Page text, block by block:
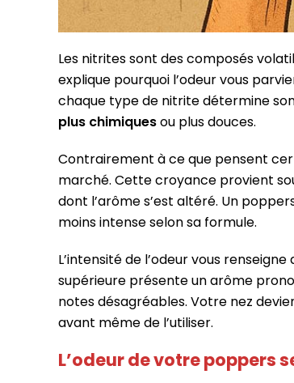
Les nitrites sont des composés
explique pourquoi l’odeur vous
chaque type de nitrite détermine
plus chimiquesou plus douces.
Contrairement à ce que pensent
marché. Cette croyance provient
dont l’arôme s’est altéré. Un
moins intense selon sa formule.
L’intensité de l’odeur vous renseigne
supérieure présente un arôme
notes désagréables. Votre nez
avant même de l’utiliser.
L’odeur de votre poppers